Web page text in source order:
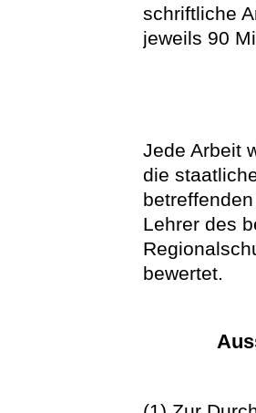
schriftliche
jeweils 90
Jede Arbeit
die
Lehrer des
bewertet.